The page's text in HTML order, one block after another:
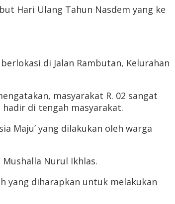
Hari Ulang Tahun Nasdem yang ke
di Jalan Rambutan, Kelurahan
masyarakat R. 02 sangat
di tengah masyarakat.
Maju’ yang dilakukan oleh warga
Nurul Ikhlas.
yang diharapkan untuk melakukan